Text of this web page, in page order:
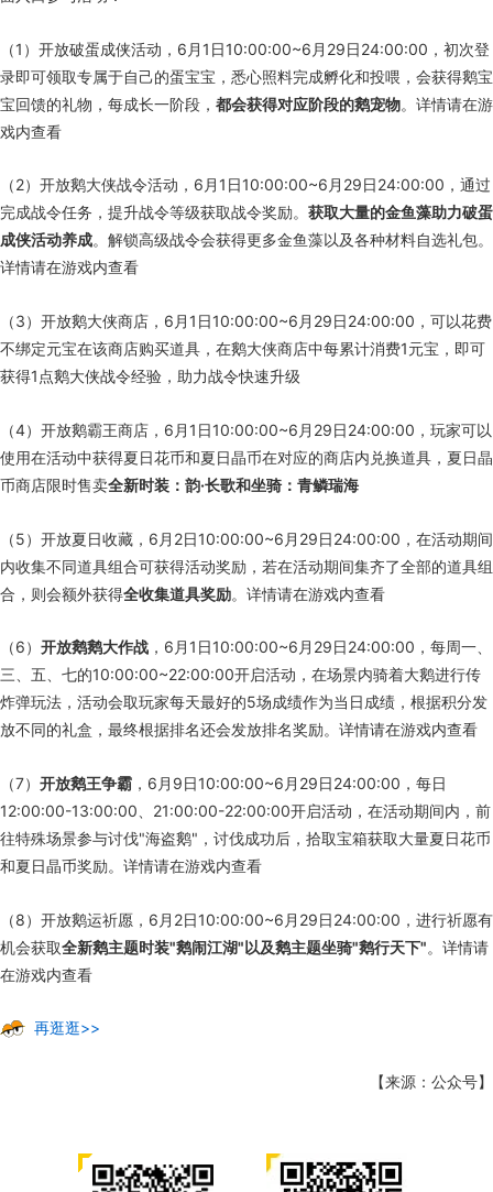
（1）开放破蛋成侠活动，6月1日10:00:00~6月29日24:00:00，初次登
录即可领取专属于自己的蛋宝宝，悉心照料完成孵化和投喂，会获得鹅宝
宝回馈的礼物，每成长一阶段， 都会获得对应阶段的鹅宠物。详情请在游
戏内查看
（2）开放鹅大侠战令活动，6月1日10:00:00~6月29日24:00:00，通过
完成战令任务，提升战令等级获取战令奖励。 获取大量的金鱼藻助力破蛋
成侠活动养成。解锁高级战令会获得更多金鱼藻以及各种材料自选礼包。
详情请在游戏内查看
（3）开放鹅大侠商店，6月1日10:00:00~6月29日24:00:00，可以花费
不绑定元宝在该商店购买道具，在鹅大侠商店中每累计消费1元宝，即可
获得1点鹅大侠战令经验，助力战令快速升级
（4）开放鹅霸王商店，6月1日10:00:00~6月29日24:00:00，玩家可以
使用在活动中获得夏日花币和夏日晶币在对应的商店内兑换道具，夏日晶
币商店限时售卖全新时装：韵·长歌和坐骑：青鳞瑞海
（5）开放夏日收藏，6月2日10:00:00~6月29日24:00:00，在活动期间
内收集不同道具组合可获得活动奖励，若在活动期间集齐了全部的道具组
合，则会额外获得全收集道具奖励。详情请在游戏内查看
（6） 开放鹅鹅大作战 ，6月1日10:00:00~6月29日24:00:00，每周一、
三、五、七的10:00:00~22:00:00开启活动，在场景内骑着大鹅进行传
炸弹玩法，活动会取玩家每天最好的5场成绩作为当日成绩，根据积分发
放不同的礼盒，最终根据排名还会发放排名奖励。详情请在游戏内查看
（7） 开放鹅王争霸 ，6月9日10:00:00~6月29日24:00:00，每日
12:00:00-13:00:00、21:00:00-22:00:00开启活动，在活动期间内，前
往特殊场景参与讨伐"海盗鹅"，讨伐成功后，拾取宝箱获取大量夏日花币
和夏日晶币奖励。详情请在游戏内查看
（8）开放鹅运祈愿，6月2日10:00:00~6月29日24:00:00，进行祈愿有
机会获取全新鹅主题时装"鹅闹江湖"以及鹅主题坐骑"鹅行天下"。详情请
在游戏内查看
再逛逛>>
【来源：公众号】